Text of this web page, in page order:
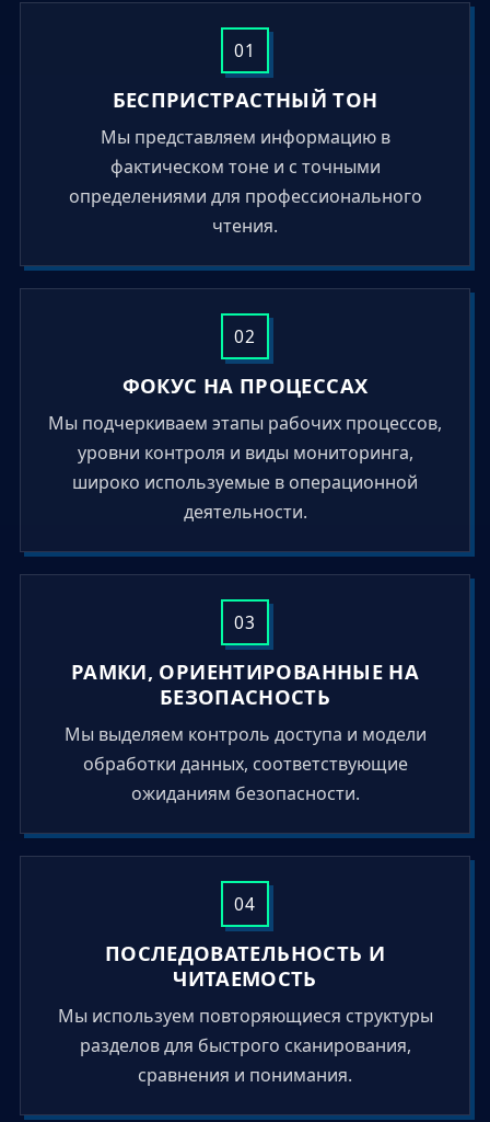
01
БЕСПРИСТРАСТНЫЙ ТОН
Мы представляем информацию в
фактическом тоне и с точными
определениями для профессионального
чтения.
02
ФОКУС НА ПРОЦЕССАХ
Мы подчеркиваем этапы рабочих процессов,
уровни контроля и виды мониторинга,
широко используемые в операционной
деятельности.
03
РАМКИ, ОРИЕНТИРОВАННЫЕ НА
БЕЗОПАСНОСТЬ
Мы выделяем контроль доступа и модели
обработки данных, соответствующие
ожиданиям безопасности.
04
ПОСЛЕДОВАТЕЛЬНОСТЬ И
ЧИТАЕМОСТЬ
Мы используем повторяющиеся структуры
разделов для быстрого сканирования,
сравнения и понимания.